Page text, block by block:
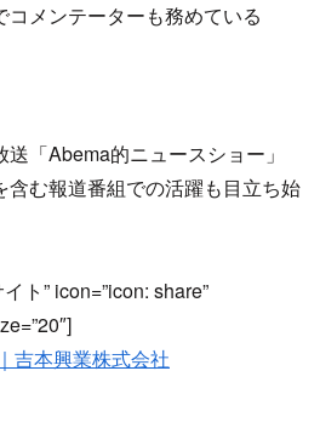
メンテーターも務めている
「Abema的ニュースショー」
含む報道番組での活躍も目立ち始
ト” icon=”icon: share”
吉本興業株式会社